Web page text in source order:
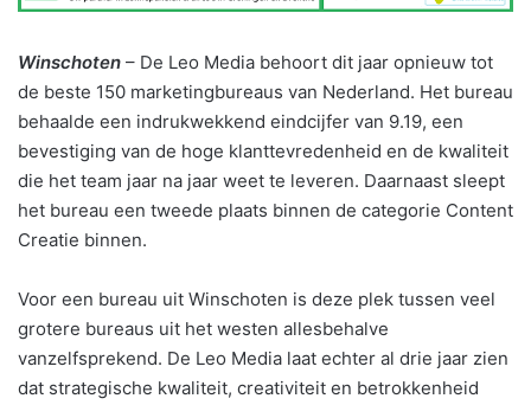
Winschoten – De Leo Media behoort dit jaar opnieuw tot
de beste 150 marketingbureaus van Nederland. Het bureau
behaalde een indrukwekkend eindcijfer van 9.19, een
bevestiging van de hoge klanttevredenheid en de kwaliteit
die het team jaar na jaar weet te leveren. Daarnaast sleept
het bureau een tweede plaats binnen de categorie Content
Creatie binnen.
Voor een bureau uit Winschoten is deze plek tussen veel
grotere bureaus uit het westen allesbehalve
vanzelfsprekend. De Leo Media laat echter al drie jaar zien
dat strategische kwaliteit, creativiteit en betrokkenheid